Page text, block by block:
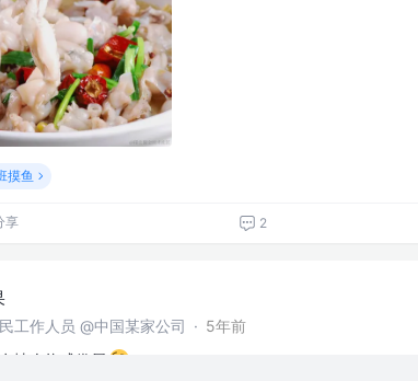
摸鱼
享 2
工作人员 @中国某家公司 · 5年前
情人终成眷属